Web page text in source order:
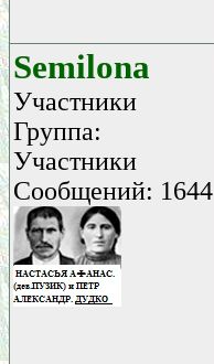
Semilona
Участники
Группа:
Участники
Сообщений: 1644